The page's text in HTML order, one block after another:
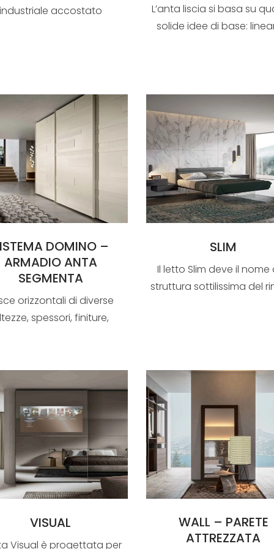
accostato
L’anta liscia si basa su
solide idee di base:
DOMINO –
ARMADIO ANTA
SEGMENTA
orizzontali di diverse
spessori, finiture,
SLIM
Il letto Slim deve il nome
struttura sottilissima del
VISUAL
Visual è progettata per
WALL – PARETE
ATTREZZATA